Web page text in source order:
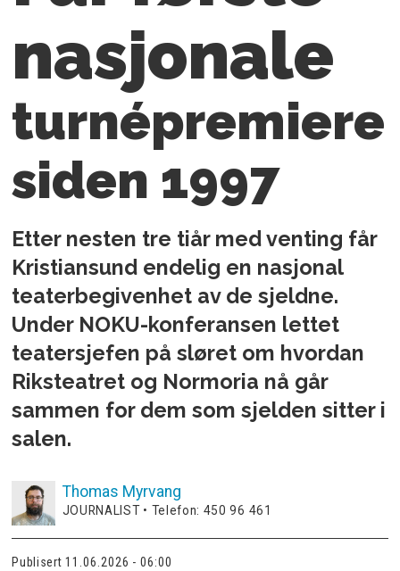
nasjonale
turnépremiere
siden 1997
Etter nesten tre tiår med venting får
Kristiansund endelig en nasjonal
teaterbegivenhet av de sjeldne.
Under NOKU-konferansen lettet
teatersjefen på sløret om hvordan
Riksteatret og Normoria nå går
sammen for dem som sjelden sitter i
salen.
Thomas Myrvang
JOURNALIST • Telefon: 450 96 461
Publisert 11.06.2026 - 06:00